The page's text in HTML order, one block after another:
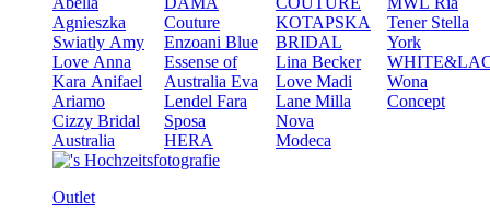
Agnieszka
Swiatly Amy
Love Anna
Kara Anifael
Ariamo
Cizzy Bridal
Australia
Couture
Enzoani Blue
Essense of
Australia Eva
Lendel Fara
Sposa
HERA
KOTAPSKA
BRIDAL
Lina Becker
Love Madi
Lane Milla
Nova
Modeca
Tener Stella
York
Wona
Concept
Outlet